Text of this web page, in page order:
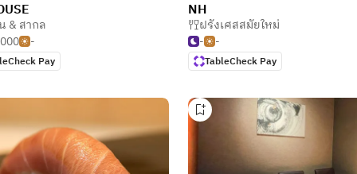
,
& สากล
-
Pay
NH
ฝรั่งเศสสมัยใหม่
-
-
TableCheck Pay